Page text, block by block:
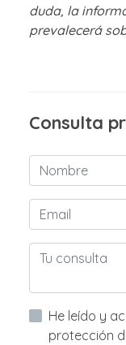
duda, la
prevalecerá
Consulta
He leído y acepto la información
protección de datos asi